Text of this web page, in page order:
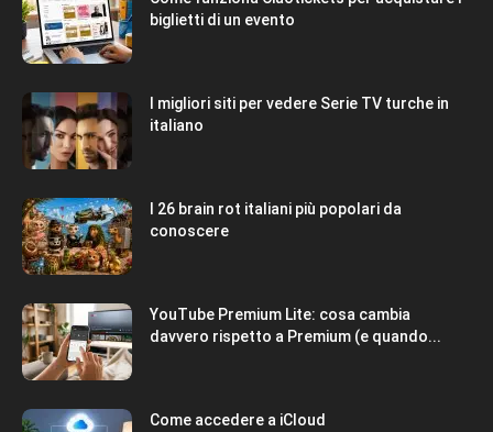
biglietti di un evento
I migliori siti per vedere Serie TV turche in
italiano
I 26 brain rot italiani più popolari da
conoscere
YouTube Premium Lite: cosa cambia
davvero rispetto a Premium (e quando...
Come accedere a iCloud